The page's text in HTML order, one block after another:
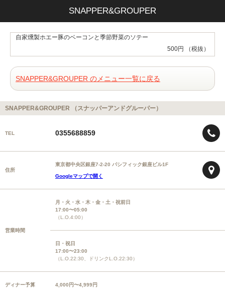
SNAPPER&GROUPER
自家燻製ホエー豚のベーコンと季節野菜のソテー
500円 （税抜）
SNAPPER&GROUPER のメニュー一覧に戻る
SNAPPER&GROUPER （スナッパーアンドグルーパー）
TEL 0355688859
住所
東京都中央区銀座7-2-20 パシフィック銀座ビル1F
Googleマップで開く
営業時間
月・火・水・木・金・土・祝前日
17:00〜05:00
（L.O.4:00）
日・祝日
17:00〜23:00
（L.O.22:30、ドリンクL.O.22:30）
ディナー予算 4,000円〜4,999円